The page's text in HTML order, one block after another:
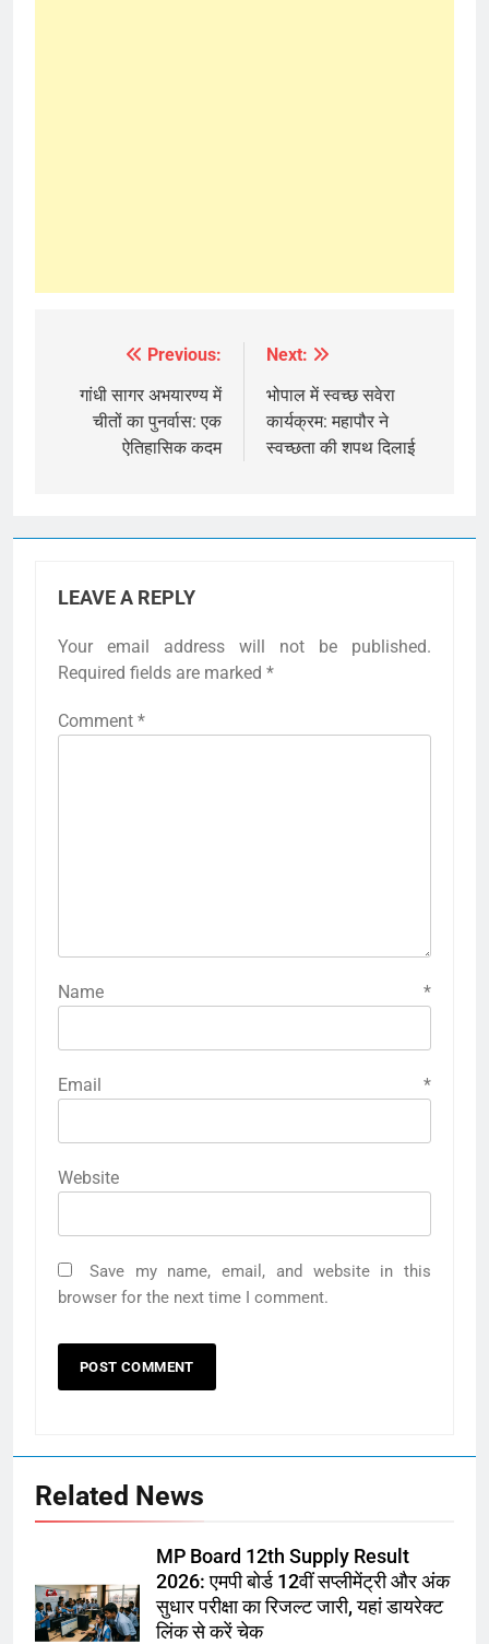
navigation
Previous:
गांधी सागर अभयारण्य में
चीतों का पुनर्वास: एक
ऐतिहासिक कदम
Next:
भोपाल में स्वच्छ सवेरा
कार्यक्रम: महापौर ने
स्वच्छता की शपथ दिलाई
LEAVE A REPLY
Your email address will not be published.
Required fields are marked *
Comment *
Name *
Email *
Website
Save my name, email, and website in this
browser for the next time I comment.
Related News
MP Board 12th Supply Result
2026: एमपी बोर्ड 12वीं सप्लीमेंट्री और अंक
सुधार परीक्षा का रिजल्ट जारी, यहां डायरेक्ट
लिंक से करें चेक